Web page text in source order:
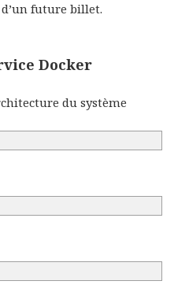
future billet.
Docker
du système